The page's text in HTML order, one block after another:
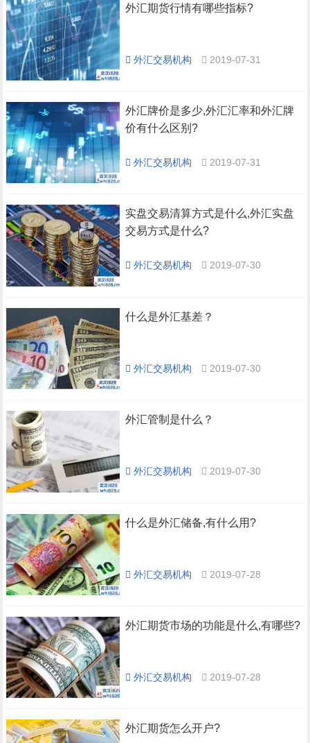
外汇期货行情有哪些指标?
外汇交易机构 2019-07-31
外汇牌价是多少,外汇汇率和外汇牌
价有什么区别?
外汇交易机构 2019-07-31
实盘交易清算方式是什么,外汇实盘
交易方式是什么?
外汇交易机构 2019-07-30
什么是外汇基差？
外汇交易机构 2019-07-30
外汇管制是什么？
外汇交易机构 2019-07-30
什么是外汇储备,有什么用?
外汇交易机构 2019-07-28
外汇期货市场的功能是什么,有哪些?
外汇交易机构 2019-07-28
外汇期货怎么开户?